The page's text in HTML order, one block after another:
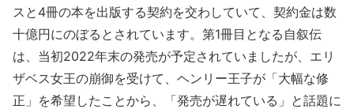
スと4冊の本を出版する契約を交わしていて、契約金は数
十億円にのぼるとされています。第1冊目となる自叙伝
は、当初2022年末の発売が予定されていましたが、エリ
ザベス女王の崩御を受けて、ヘンリー王子が「大幅な修
正」を希望したことから、「発売が遅れている」と話題に